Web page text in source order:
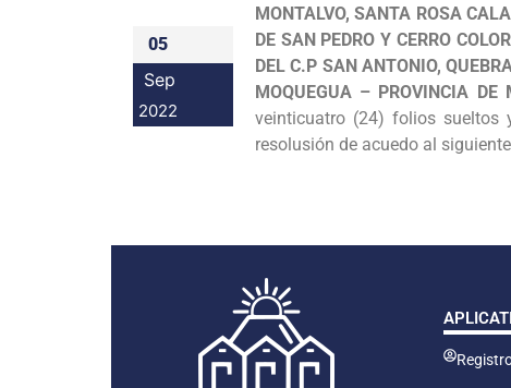
05
Sep
2022
MONTALVO, SANTA ROSA
DE SAN PEDRO Y CERRO
DEL C.P SAN ANTONIO,
MOQUEGUA – PROVINCIA DE
veinticuatro (24) folios sueltos
resolusión de acuedo al